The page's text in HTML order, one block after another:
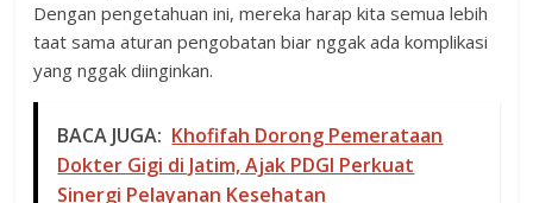
Dengan pengetahuan ini, mereka harap kita semua lebih
taat sama aturan pengobatan biar nggak ada komplikasi
yang nggak diinginkan.
BACA JUGA: Khofifah Dorong Pemerataan
Dokter Gigi di Jatim, Ajak PDGI Perkuat
Sinergi Pelayanan Kesehatan